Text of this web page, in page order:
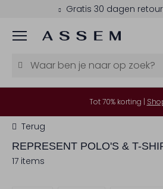
Gratis 30 dagen
Menu
Tot 70% korting |
Terug
REPRESENT POLO'S & T-
17 items